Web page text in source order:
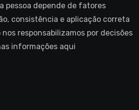
pessoa depende de fatores
consistência e aplicação correta
responsabilizamos por decisões
informações aqui